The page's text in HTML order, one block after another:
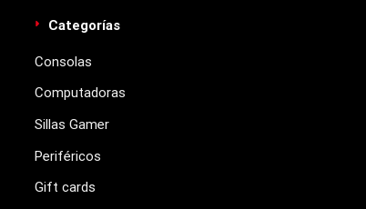
Categorías
Consolas
Computadoras
Sillas Gamer
Periféricos
Gift cards